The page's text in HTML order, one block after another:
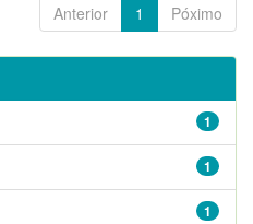
Anterior 1 Póximo
1
1
1